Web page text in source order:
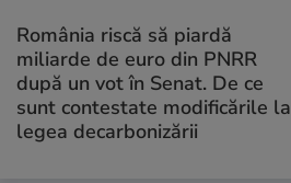
România riscă să piardă
miliarde de euro din PNRR
după un vot în Senat. De ce
sunt contestate modificările la
legea decarbonizării